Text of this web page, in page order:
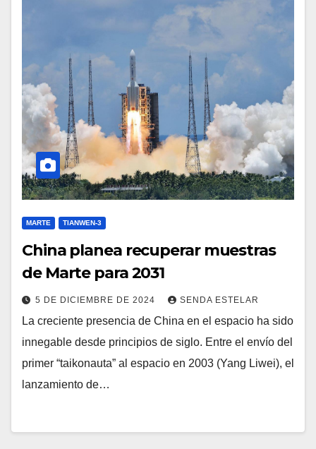
MARTE TIANWEN-3
China planea recuperar muestras
de Marte para 2031
5 DE DICIEMBRE DE 2024 SENDA ESTELAR
La creciente presencia de China en el espacio ha sido
innegable desde principios de siglo. Entre el envío del
primer “taikonauta” al espacio en 2003 (Yang Liwei), el
lanzamiento de…